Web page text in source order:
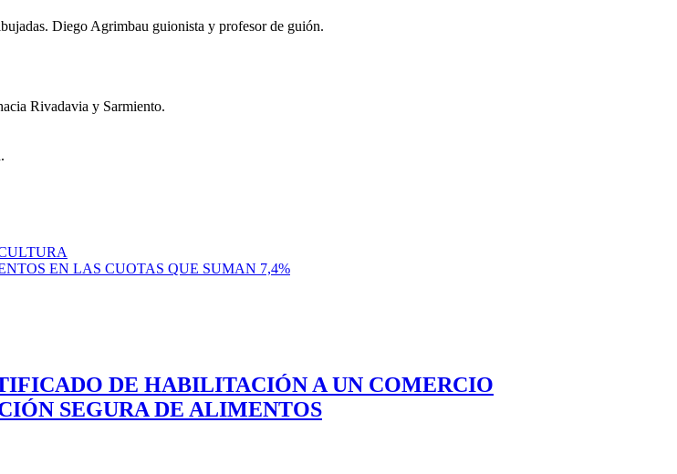
Diego Agrimbau guionista y profesor de guión.
Rivadavia y Sarmiento.
EN LAS CUOTAS QUE SUMAN 7,4%
DE HABILITACIÓN A UN COMERCIO
SEGURA DE ALIMENTOS